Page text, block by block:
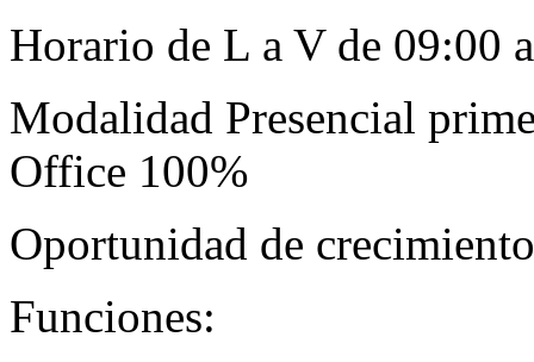
Horario de L a V de 09:00
Modalidad Presencial
Office 100%
Oportunidad de
Funciones: